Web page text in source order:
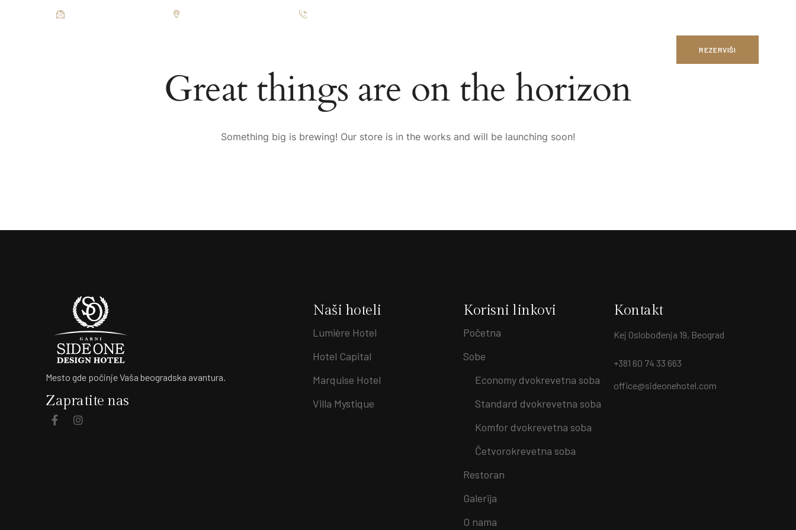
REZERVIŠI
Great things are on the horizon
Something big is brewing! Our store is in the works and will be launching soon!
Mesto gde počinje Vaša beogradska avantura.
Zapratite nas
Naši hoteli
Lumière Hotel
Hotel Capital
Marquise Hotel
Villa Mystique
Korisni linkovi
Početna
Sobe
Economy dvokrevetna soba
Standard dvokrevetna soba
Komfor dvokrevetna soba
Četvorokrevetna soba
Restoran
Galerija
O nama
Kontakt
Kej Oslobođenja 19, Beograd
+381 60 74 33 663
office@sideonehotel.com